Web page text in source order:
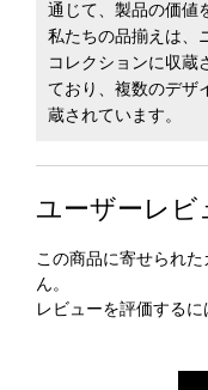
通じて、製品の価値
私たちの品揃えは、
コレクションに収蔵
ており、複数のデザ
蔵されています。
ユーザーレビ
この商品に寄せられ
ん。
レビューを評価するに